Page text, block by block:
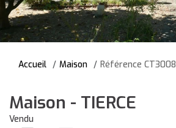
Accueil Maison Référence CT3008
Maison - TIERCE
Vendu